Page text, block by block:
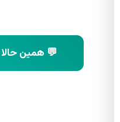
💬 همین حالا